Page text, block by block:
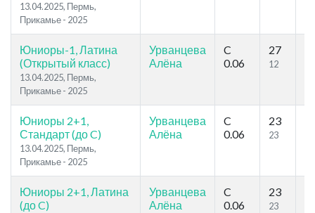
13.04.2025, Пермь,
Прикамье - 2025
Юниоры-1, Латина
(Открытый класс)
13.04.2025, Пермь,
Прикамье - 2025
Урванцева
Алёна
C
0.06
27
12
Юниоры 2+1,
Стандарт (до C)
13.04.2025, Пермь,
Прикамье - 2025
Урванцева
Алёна
C
0.06
23
23
Юниоры 2+1, Латина
(до C)
Урванцева
Алёна
C
0.06
23
23